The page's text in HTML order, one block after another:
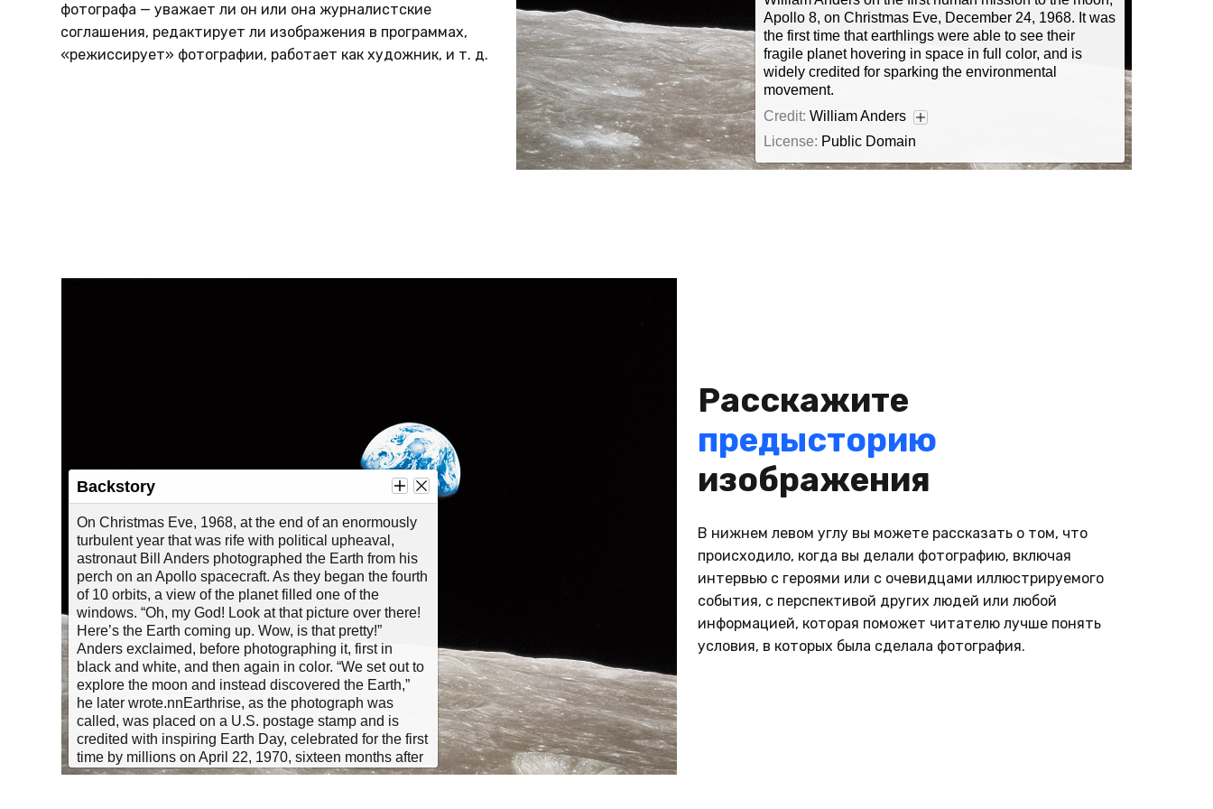
фотографа — уважает ли он или она журналистские
соглашения, редактирует ли изображения в программах,
«режиссирует» фотографии, работает как художник, и т. д.
windows. “Oh, my God! Look at that picture over there!
Here’s the Earth coming up. Wow, is that pretty!”
Anders exclaimed, before photographing it, first in
black and white, and then again in color. “We set out to
explore the moon and instead discovered the Earth,”
he later wrote.nnEarthrise, as the photograph was
called, was placed on a U.S. postage stamp and is
credited with inspiring Earth Day, celebrated for the first
time by millions on April 22, 1970, sixteen months after
Anders made the image.
Apollo 8, on Christmas Eve, December 24, 1968. It was
the first time that earthlings were able to see their
fragile planet hovering in space in full color, and is
widely credited for sparking the environmental
movement.
Credit: William Anders
License: Public Domain
Расскажите
предысторию
изображения
В нижнем левом углу вы можете рассказать о том, что
происходило, когда вы делали фотографию, включая
интервью с героями или с очевидцами иллюстрируемого
события, с перспективой других людей или любой
информацией, которая поможет читателю лучше понять
условия, в которых была сделала фотография.
The Guardian
theguardian.com/science/2018/dec/24/earthrise-how-the-iconic-image-changed-the-world
50 Years After ‘Earthrise,” A Christmas Eve Message
from Its Photographer
space.com/42848-earthrise-photo-apollo-8-legacy-bill-anders.html
Earthrise: The Story Behind William Anders' Apollo 8
Photograph Time Magazine (View on youtube.com)
Backstory
On Christmas Eve, 1968, at the end of an enormously
turbulent year that was rife with political upheaval,
astronaut Bill Anders photographed the Earth from his
perch on an Apollo spacecraft. As they began the fourth
of 10 orbits, a view of the planet filled one of the
windows. “Oh, my God! Look at that picture over there!
Here’s the Earth coming up. Wow, is that pretty!”
Anders exclaimed, before photographing it, first in
black and white, and then again in color. “We set out to
explore the moon and instead discovered the Earth,”
he later wrote.nnEarthrise, as the photograph was
called, was placed on a U.S. postage stamp and is
credited with inspiring Earth Day, celebrated for the first
time by millions on April 22, 1970, sixteen months after
Anders made the image.
Caption: Earthrise was photographed by astronaut
William Anders on the first human mission to the moon,
Apollo 8, on Christmas Eve, December 24, 1968. It was
the first time that earthlings were able to see their
fragile planet hovering in space in full color, and is
widely credited for sparking the environmental
movement.
Credit:William Anders
License:Public Domain